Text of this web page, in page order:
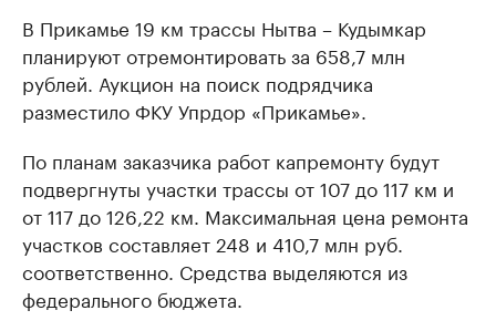
В Прикамье 19 км трассы Нытва – Кудымкар
планируют отремонтировать за 658,7 млн
рублей. Аукцион на поиск подрядчика
разместило ФКУ Упрдор «Прикамье».
По планам заказчика работ капремонту будут
подвергнуты участки трассы от 107 до 117 км и
от 117 до 126,22 км. Максимальная цена ремонта
участков составляет 248 и 410,7 млн руб.
соответственно. Средства выделяются из
федерального бюджета.